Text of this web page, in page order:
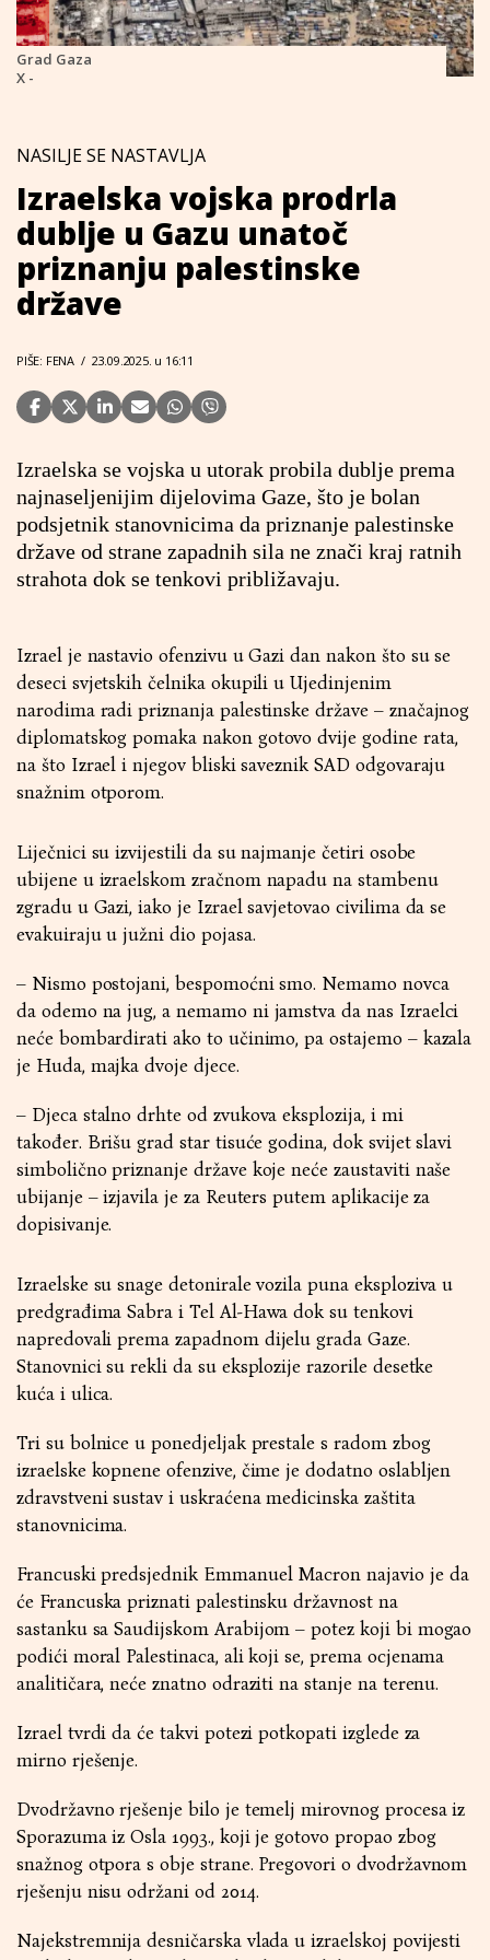
Grad Gaza
X -
NASILJE SE NASTAVLJA
Izraelska vojska prodrla
dublje u Gazu unatoč
priznanju palestinske
države
PIŠE: FENA / 23.09.2025. u 16:11
Izraelska se vojska u utorak probila dublje prema
najnaseljenijim dijelovima Gaze, što je bolan
podsjetnik stanovnicima da priznanje palestinske
države od strane zapadnih sila ne znači kraj ratnih
strahota dok se tenkovi približavaju.
Izrael je nastavio ofenzivu u Gazi dan nakon što su se
deseci svjetskih čelnika okupili u Ujedinjenim
narodima radi priznanja palestinske države – značajnog
diplomatskog pomaka nakon gotovo dvije godine rata,
na što Izrael i njegov bliski saveznik SAD odgovaraju
snažnim otporom.
Liječnici su izvijestili da su najmanje četiri osobe
ubijene u izraelskom zračnom napadu na stambenu
zgradu u Gazi, iako je Izrael savjetovao civilima da se
evakuiraju u južni dio pojasa.
– Nismo postojani, bespomoćni smo. Nemamo novca
da odemo na jug, a nemamo ni jamstva da nas Izraelci
neće bombardirati ako to učinimo, pa ostajemo – kazala
je Huda, majka dvoje djece.
– Djeca stalno drhte od zvukova eksplozija, i mi
također. Brišu grad star tisuće godina, dok svijet slavi
simbolično priznanje države koje neće zaustaviti naše
ubijanje – izjavila je za Reuters putem aplikacije za
dopisivanje.
Izraelske su snage detonirale vozila puna eksploziva u
predgrađima Sabra i Tel Al-Hawa dok su tenkovi
napredovali prema zapadnom dijelu grada Gaze.
Stanovnici su rekli da su eksplozije razorile desetke
kuća i ulica.
Tri su bolnice u ponedjeljak prestale s radom zbog
izraelske kopnene ofenzive, čime je dodatno oslabljen
zdravstveni sustav i uskraćena medicinska zaštita
stanovnicima.
Francuski predsjednik Emmanuel Macron najavio je da
će Francuska priznati palestinsku državnost na
sastanku sa Saudijskom Arabijom – potez koji bi mogao
podići moral Palestinaca, ali koji se, prema ocjenama
analitičara, neće znatno odraziti na stanje na terenu.
Izrael tvrdi da će takvi potezi potkopati izglede za
mirno rješenje.
Dvodržavno rješenje bilo je temelj mirovnog procesa iz
Sporazuma iz Osla 1993., koji je gotovo propao zbog
snažnog otpora s obje strane. Pregovori o dvodržavnom
rješenju nisu održani od 2014.
Najekstremnija desničarska vlada u izraelskoj povijesti